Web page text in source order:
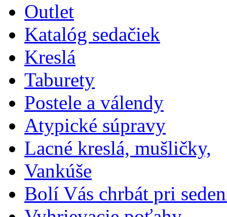
Outlet
Katalóg sedačiek
Kreslá
Taburety
Postele a válendy
Atypické súpravy
Lacné kreslá, mušličky,
Vankúše
Bolí Vás chrbát pri